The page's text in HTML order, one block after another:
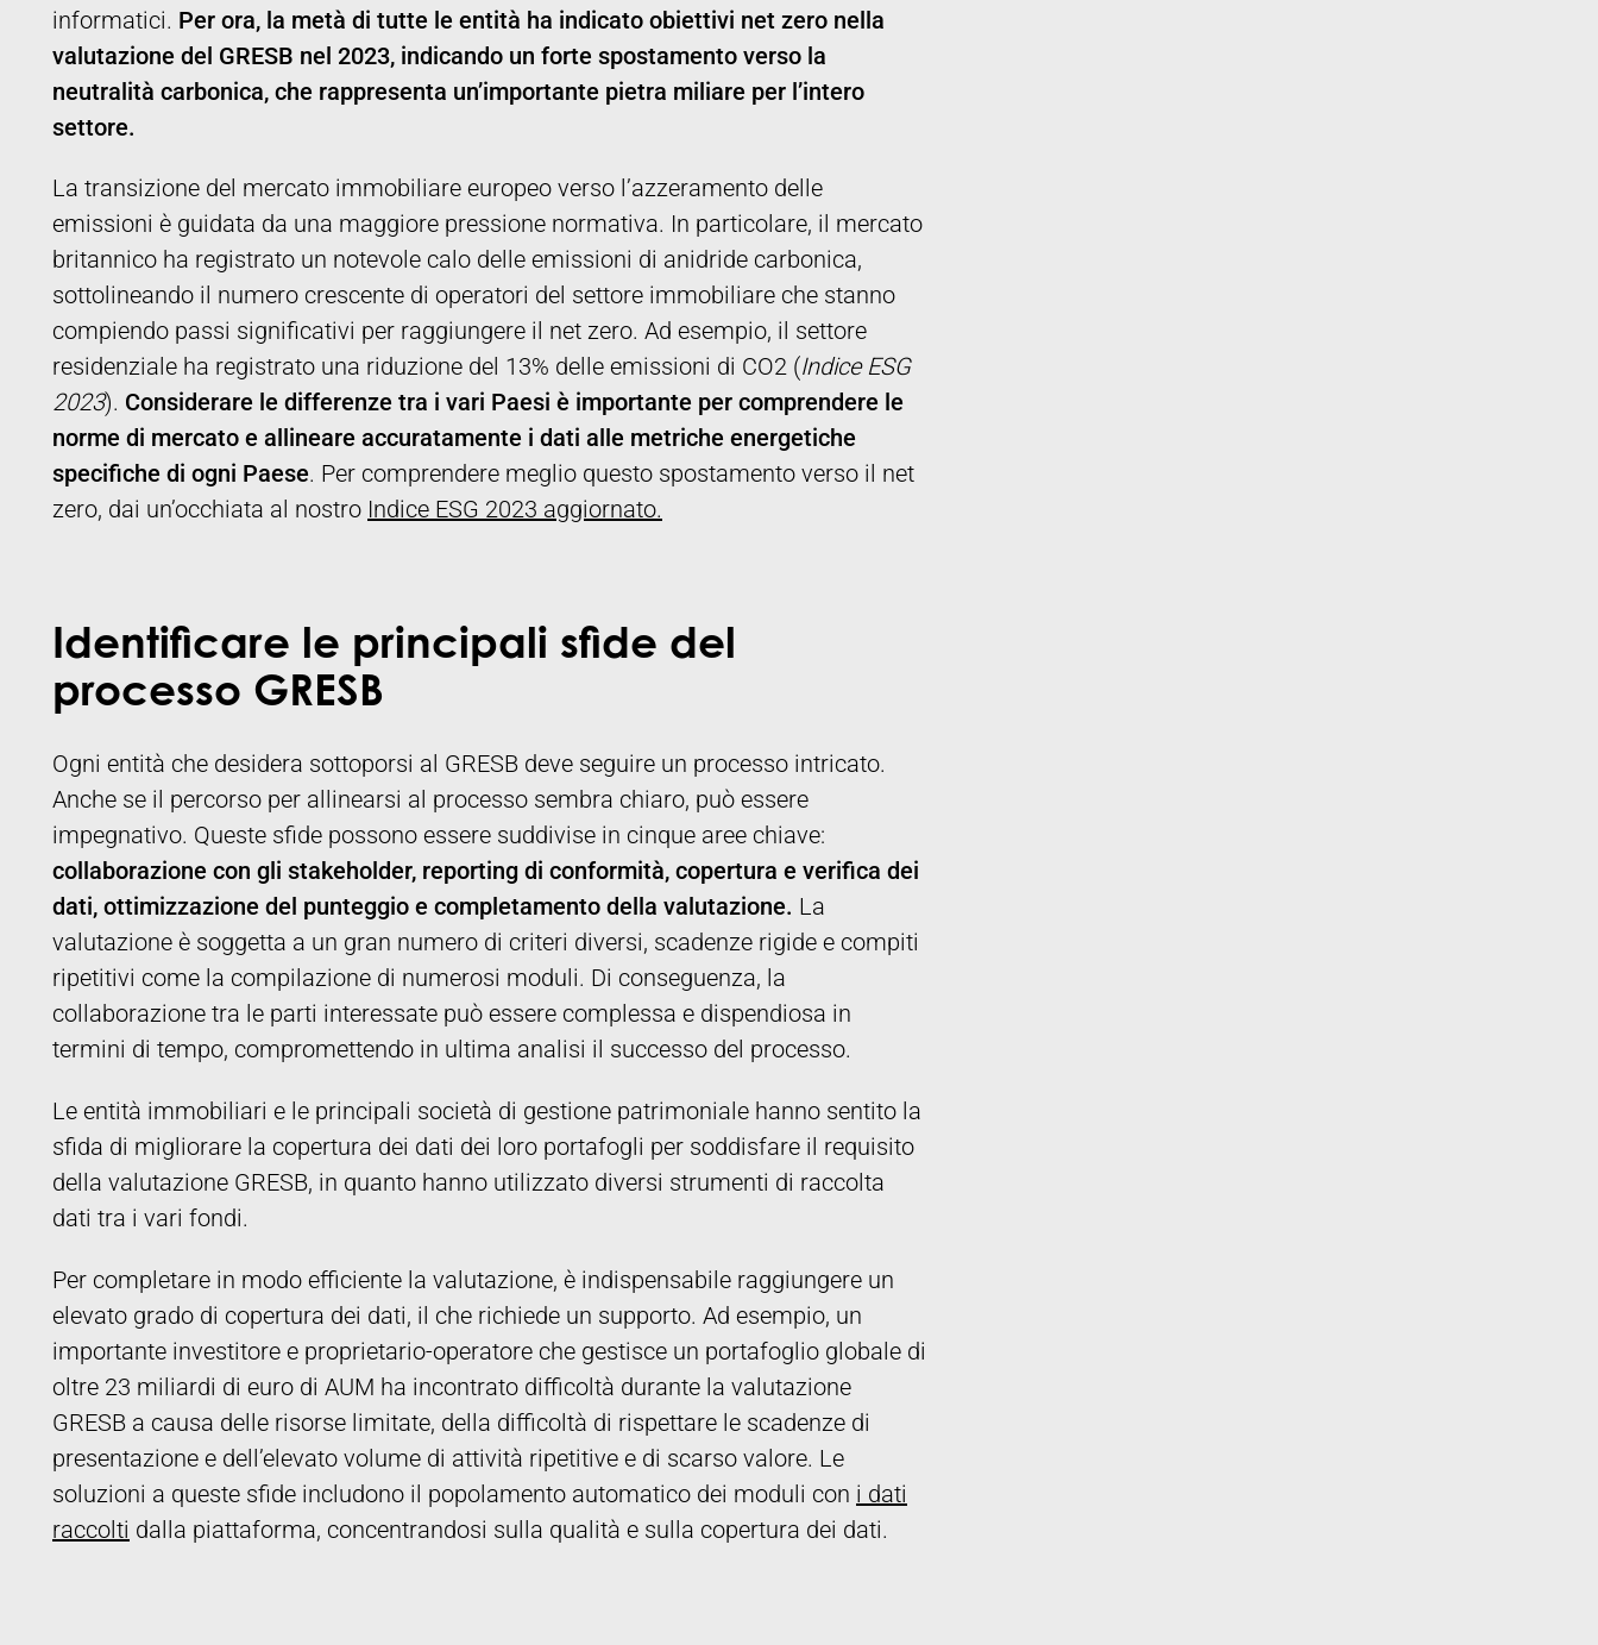
informatici. Per ora, la metà di tutte le entità ha indicato obiettivi net zero nella
valutazione del GRESB nel 2023, indicando un forte spostamento verso la
neutralità carbonica, che rappresenta un’importante pietra miliare per l’intero
settore.
La transizione del mercato immobiliare europeo verso l’azzeramento delle
emissioni è guidata da una maggiore pressione normativa. In particolare, il mercato
britannico ha registrato un notevole calo delle emissioni di anidride carbonica,
sottolineando il numero crescente di operatori del settore immobiliare che stanno
compiendo passi significativi per raggiungere il net zero. Ad esempio, il settore
residenziale ha registrato una riduzione del 13% delle emissioni di CO2 (Indice ESG
2023). Considerare le differenze tra i vari Paesi è importante per comprendere le
norme di mercato e allineare accuratamente i dati alle metriche energetiche
specifiche di ogni Paese. Per comprendere meglio questo spostamento verso il net
zero, dai un’occhiata al nostro Indice ESG 2023 aggiornato.
Identificare le principali sfide del
processo GRESB
Ogni entità che desidera sottoporsi al GRESB deve seguire un processo intricato.
Anche se il percorso per allinearsi al processo sembra chiaro, può essere
impegnativo. Queste sfide possono essere suddivise in cinque aree chiave:
collaborazione con gli stakeholder, reporting di conformità, copertura e verifica dei
dati, ottimizzazione del punteggio e completamento della valutazione. La
valutazione è soggetta a un gran numero di criteri diversi, scadenze rigide e compiti
ripetitivi come la compilazione di numerosi moduli. Di conseguenza, la
collaborazione tra le parti interessate può essere complessa e dispendiosa in
termini di tempo, compromettendo in ultima analisi il successo del processo.
Le entità immobiliari e le principali società di gestione patrimoniale hanno sentito la
sfida di migliorare la copertura dei dati dei loro portafogli per soddisfare il requisito
della valutazione GRESB, in quanto hanno utilizzato diversi strumenti di raccolta
dati tra i vari fondi.
Per completare in modo efficiente la valutazione, è indispensabile raggiungere un
elevato grado di copertura dei dati, il che richiede un supporto. Ad esempio, un
importante investitore e proprietario-operatore che gestisce un portafoglio globale di
oltre 23 miliardi di euro di AUM ha incontrato difficoltà durante la valutazione
GRESB a causa delle risorse limitate, della difficoltà di rispettare le scadenze di
presentazione e dell’elevato volume di attività ripetitive e di scarso valore. Le
soluzioni a queste sfide includono il popolamento automatico dei moduli con i dati
raccolti dalla piattaforma, concentrandosi sulla qualità e sulla copertura dei dati.